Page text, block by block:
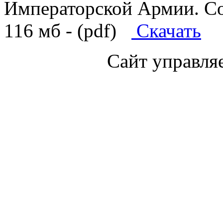
Императорской Армии.
116 мб - (pdf)
Скачать
Сайт